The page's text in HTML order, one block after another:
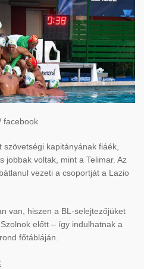
facebook
kapitányának fiáék,
jobbak voltak, mint a Telimar. Az
vezeti a csoportját a Lazio
van, hiszen a BL-selejtezőjüket
előtt – így indulhatnak a
főtábláján.